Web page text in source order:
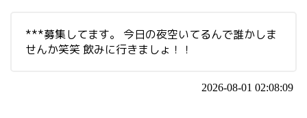
***募集してます。 今日の夜空いてるんで誰かしま
せんか笑笑 飲みに行きましょ！！
2026-08-01 02:08:09